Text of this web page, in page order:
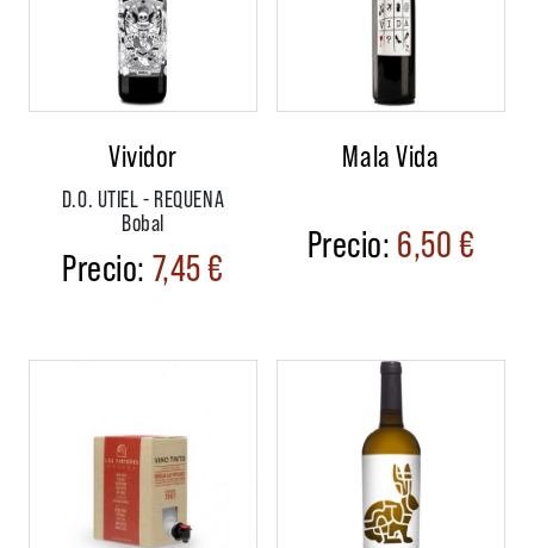
Vividor
D.O. UTIEL - REQUENA
Bobal
7,45€
Mala Vida
6,50€